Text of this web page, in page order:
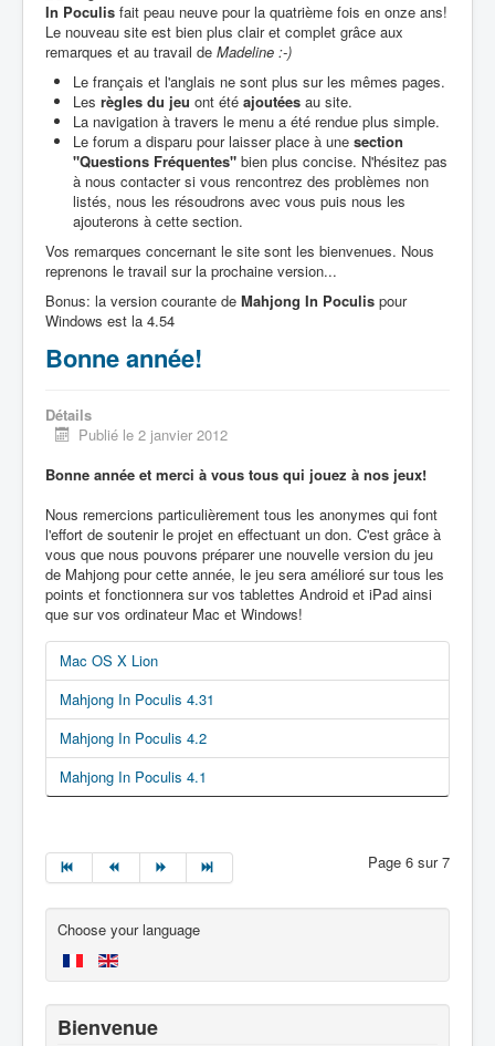
In Poculis fait peau neuve pour la quatrième fois en onze ans!
Le nouveau site est bien plus clair et complet grâce aux
remarques et au travail de Madeline :-)
Le français et l'anglais ne sont plus sur les mêmes pages.
Les règles du jeu ont été ajoutées au site.
La navigation à travers le menu a été rendue plus simple.
Le forum a disparu pour laisser place à une section
"Questions Fréquentes" bien plus concise. N'hésitez pas
à nous contacter si vous rencontrez des problèmes non
listés, nous les résoudrons avec vous puis nous les
ajouterons à cette section.
Vos remarques concernant le site sont les bienvenues. Nous
reprenons le travail sur la prochaine version...
Bonus: la version courante de Mahjong In Poculis pour
Windows est la 4.54
Bonne année!
Détails
Publié le 2 janvier 2012
Bonne année et merci à vous tous qui jouez à nos jeux!
Nous remercions particulièrement tous les anonymes qui font
l'effort de soutenir le projet en effectuant un don. C'est grâce à
vous que nous pouvons préparer une nouvelle version du jeu
de Mahjong pour cette année, le jeu sera amélioré sur tous les
points et fonctionnera sur vos tablettes Android et iPad ainsi
que sur vos ordinateur Mac et Windows!
Mac OS X Lion
Mahjong In Poculis 4.31
Mahjong In Poculis 4.2
Mahjong In Poculis 4.1
Page 6 sur 7
Choose your language
Bienvenue